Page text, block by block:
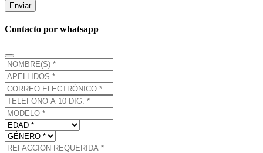
Enviar
Contacto por whatsapp